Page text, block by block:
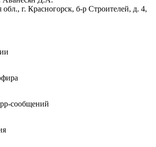
г. Красногорск, б-р Строителей, д. 4,
сообщений